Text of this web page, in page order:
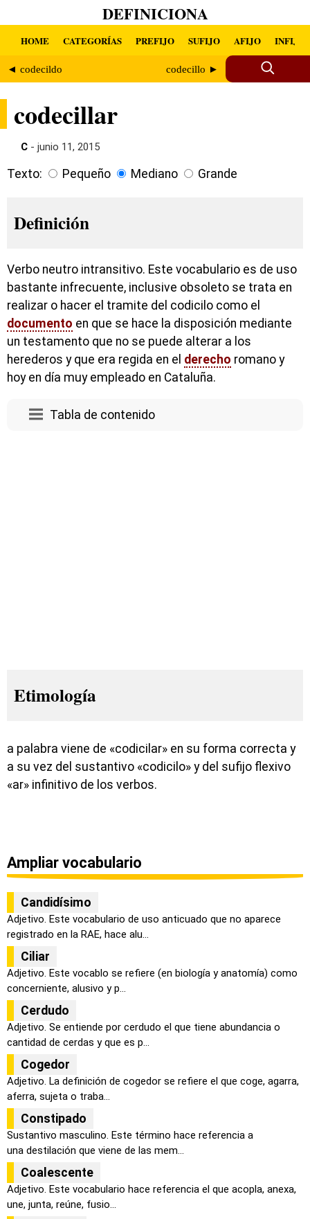
DEFINICIONA
HOME CATEGORÍAS PREFIJO SUFIJO AFIJO INFIJO
◄ codecildo codecillo ►
codecillar
C - junio 11, 2015
Texto: Pequeño Mediano Grande
Definición
Verbo neutro intransitivo. Este vocabulario es de uso
bastante infrecuente, inclusive obsoleto se trata en
realizar o hacer el tramite del codicilo como el
documento en que se hace la disposición mediante
un testamento que no se puede alterar a los
herederos y que era regida en el derecho romano y
hoy en día muy empleado en Cataluña.
Tabla de contenido
Etimología
a palabra viene de «codicilar» en su forma correcta y
a su vez del sustantivo «codicilo» y del sufijo flexivo
«ar» infinitivo de los verbos.
Ampliar vocabulario
Candidísimo
Adjetivo. Este vocabulario de uso anticuado que no aparece
registrado en la RAE, hace alu...
Ciliar
Adjetivo. Este vocablo se refiere (en biología y anatomía) como
concerniente, alusivo y p...
Cerdudo
Adjetivo. Se entiende por cerdudo el que tiene abundancia o
cantidad de cerdas y que es p...
Cogedor
Adjetivo. La definición de cogedor se refiere el que coge, agarra,
aferra, sujeta o traba...
Constipado
Sustantivo masculino. Este término hace referencia a
una destilación que viene de las mem...
Coalescente
Adjetivo. Este vocabulario hace referencia el que acopla, anexa,
une, junta, reúne, fusio...